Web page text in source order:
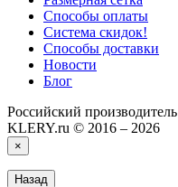
Способы оплаты
Система скидок!
Способы доставки
Новости
Блог
Российский производитель
KLERY.ru © 2016 – 2026
×
Назад